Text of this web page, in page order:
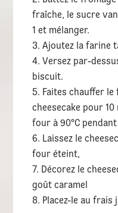
fraîche, le sucre
1 et mélanger.
Ajoutez la farine
Versez par-
biscuit.
Faites chauffer le
cheesecake pour
four à 90°C
Laissez le
four éteint,
Décorez le
goût caramel
Placez-le au frais